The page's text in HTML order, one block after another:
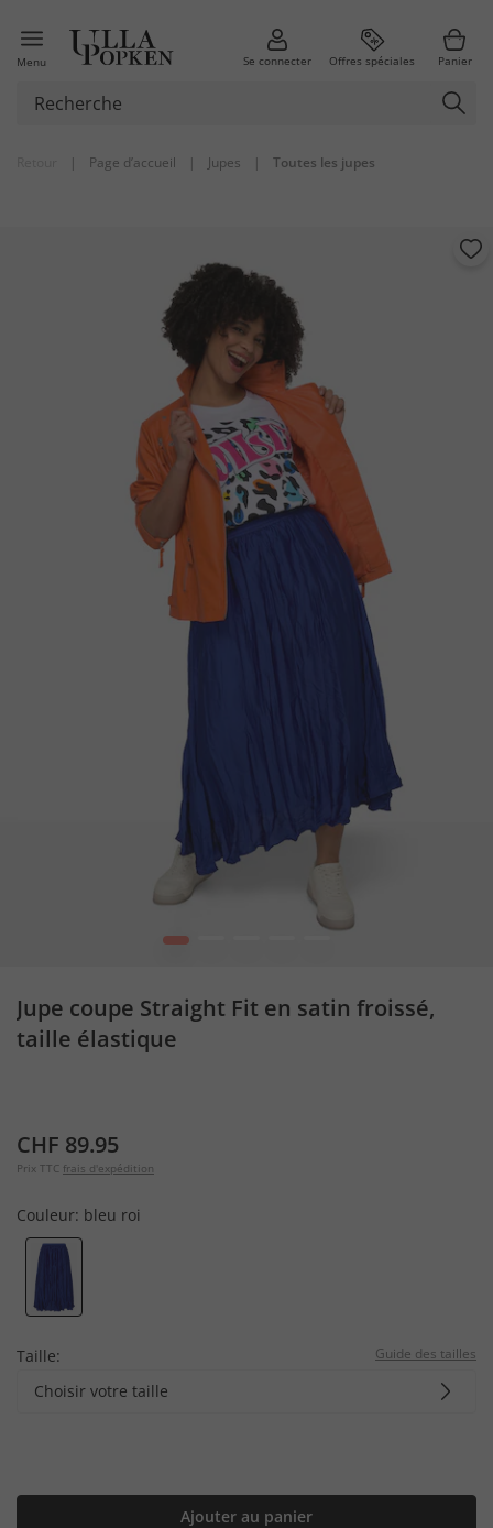
Menu Se connecter Offres spéciales Panier
| Page d’accueil | Jupes | Toutes les jupes
1
Jupe coupe Straight Fit en satin froissé,
taille élastique
CHF 89.95
Prix TTC frais d'expédition
Couleur: bleu roi
Taille: Guide des tailles
Choisir votre taille
Ajouter au panier